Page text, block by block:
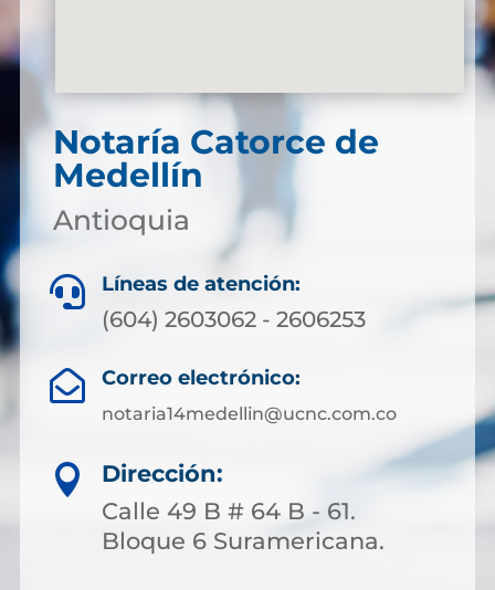
Notaría Catorce de
Medellín
Antioquia
 Líneas de atención:
(604) 2603062 - 2606253
 Correo electrónico:
notaria14medellin@ucnc.com.co

Dirección:
Calle 49 B # 64 B - 61.
Bloque 6 Suramericana.